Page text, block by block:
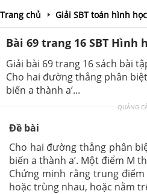
Trang chủ Giải SBT toán hình
Bài 69 trang 16 SBT Hình
Giải bài 69 trang 16 sách bài
Cho hai đường thẳng phân
biến a thành a’...
QUẢNG
Đề bài
Cho hai đường thẳng phân
biến a thành a’. Một điểm M
Chứng minh rằng trung điểm
hoặc trùng nhau, hoặc nằm